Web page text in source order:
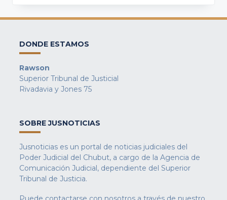
DONDE ESTAMOS
Rawson
Superior Tribunal de Justicial
Rivadavia y Jones 75
SOBRE JUSNOTICIAS
Jusnoticias es un portal de noticias judiciales del
Poder Judicial del Chubut, a cargo de la Agencia de
Comunicación Judicial, dependiente del Superior
Tribunal de Justicia.